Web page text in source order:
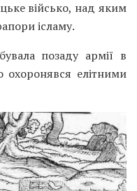
військо, над яким
ісламу.
позаду армії в
охоронявся елітними